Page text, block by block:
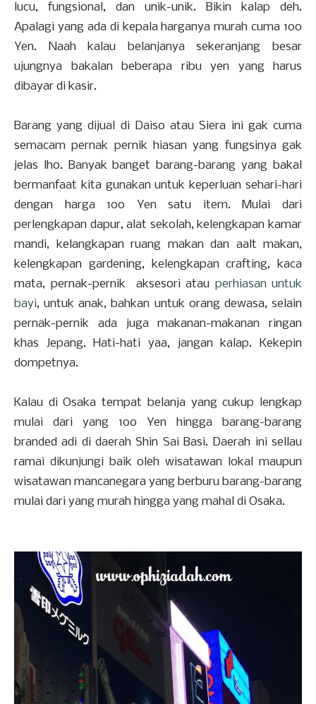
lucu, fungsional, dan unik-unik. Bikin kalap deh.
Apalagi yang ada di kepala harganya murah cuma 100
Yen. Naah kalau belanjanya sekeranjang besar
ujungnya bakalan beberapa ribu yen yang harus
dibayar di kasir.
Barang yang dijual di Daiso atau Siera ini gak cuma
semacam pernak pernik hiasan yang fungsinya gak
jelas lho. Banyak banget barang-barang yang bakal
bermanfaat kita gunakan untuk keperluan sehari-hari
dengan harga 100 Yen satu item. Mulai dari
perlengkapan dapur, alat sekolah, kelengkapan kamar
mandi, kelangkapan ruang makan dan aalt makan,
kelengkapan gardening, kelengkapan crafting, kaca
mata, pernak-pernik aksesori atau perhiasan untuk
bayi, untuk anak, bahkan untuk orang dewasa, selain
pernak-pernik ada juga makanan-makanan ringan
khas Jepang. Hati-hati yaa, jangan kalap. Kekepin
dompetnya.
Kalau di Osaka tempat belanja yang cukup lengkap
mulai dari yang 100 Yen hingga barang-barang
branded adi di daerah Shin Sai Basi. Daerah ini sellau
ramai dikunjungi baik oleh wisatawan lokal maupun
wisatawan mancanegara yang berburu barang-barang
mulai dari yang murah hingga yang mahal di Osaka.